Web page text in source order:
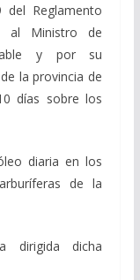
Reglamento
al Ministro de
y por su
la provincia de
días sobre los
diaria en los
de la
dirigida dicha